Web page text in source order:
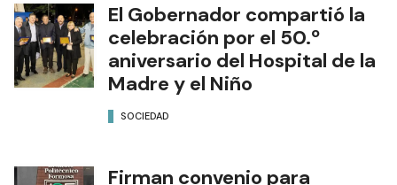
El Gobernador compartió la
celebración por el 50.º
aniversario del Hospital de la
Madre y el Niño
SOCIEDAD
Firman convenio para